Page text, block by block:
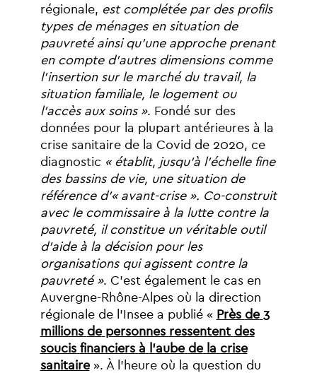
régionale, est complétée par des profils
types de ménages en situation de
pauvreté ainsi qu’une approche prenant
en compte d’autres dimensions comme
l’insertion sur le marché du travail, la
situation familiale, le logement ou
l’accès aux soins ». Fondé sur des
données pour la plupart antérieures à la
crise sanitaire de la Covid de 2020, ce
diagnostic « établit, jusqu’à l’échelle fine
des bassins de vie, une situation de
référence d’« avant-crise ». Co-construit
avec le commissaire à la lutte contre la
pauvreté, il constitue un véritable outil
d’aide à la décision pour les
organisations qui agissent contre la
pauvreté ». C’est également le cas en
Auvergne-Rhône-Alpes où la direction
régionale de l’Insee a publié « Près de 3
millions de personnes ressentent des
soucis financiers à l’aube de la crise
sanitaire ». À l’heure où la question du